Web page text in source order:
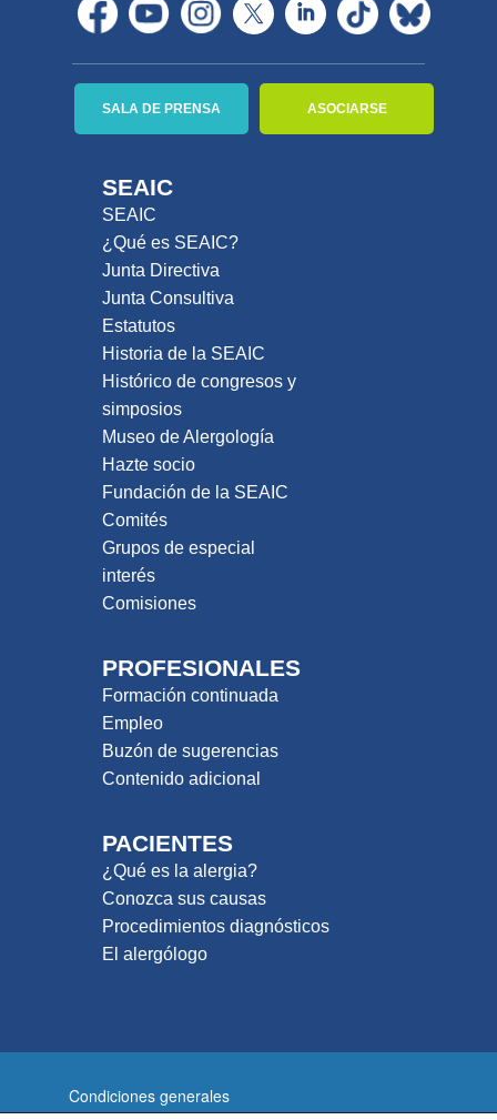
SEAIC
SEAIC
¿Qué es SEAIC?
Junta Directiva
Junta Consultiva
Estatutos
Historia de la SEAIC
Histórico de congresos y
simposios
Museo de Alergología
Hazte socio
Fundación de la SEAIC
Comités
Grupos de especial
interés
Comisiones
PROFESIONALES
Formación continuada
Empleo
Buzón de sugerencias
Contenido adicional
PACIENTES
¿Qué es la alergia?
Conozca sus causas
Procedimientos diagnósticos
El alergólogo
SALA DE PRENSA ASOCIARSE
Condiciones generales